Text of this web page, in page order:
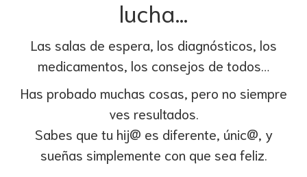
lucha…
Las salas de espera, los diagnósticos, los
medicamentos, los consejos de todos…
Has probado muchas cosas, pero no siempre
ves resultados.
Sabes que tu hij@ es diferente, únic@, y
sueñas simplemente con que sea feliz.